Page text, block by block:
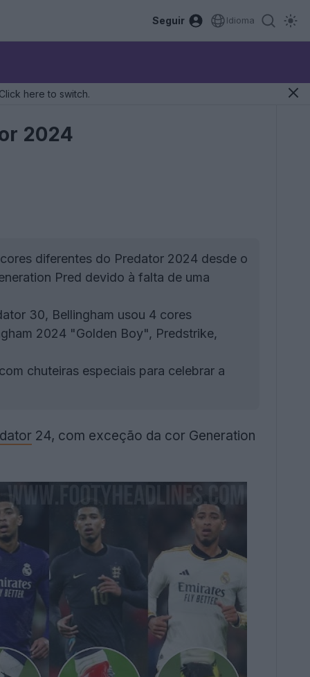
Seguir Idioma
here to switch.
2024
diferentes do Predator 2024 desde o
Pred devido à falta de uma
30, Bellingham usou 4 cores
2024 "Golden Boy", Predstrike,
chuteiras especiais para celebrar a
24, com exceção da cor Generation